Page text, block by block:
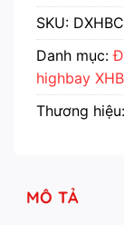
SKU:
Danh mục:
highbay XHB
Thương hiệu:
MÔ TẢ